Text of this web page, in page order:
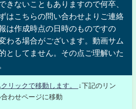
きないこともありますので何卒、
はこちらの問い合わせよりご連絡
は作成時点の日時のものですの
わる場合がございます。動画サム
としてません。その点ご理解いた
リックで移動します。
↓下記のリン
わせページに移動